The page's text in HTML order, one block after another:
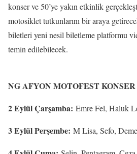
konser ve 50’ye yakın etkinlik
motosiklet tutkunlarını bir araya
biletleri yeni nesil biletleme platformu
temin edilebilecek.
NG AFYON MOTOFEST
2 Eylül Çarşamba: Emre Fel, Haluk
3 Eylül Perşembe: M Lisa, Sefo,